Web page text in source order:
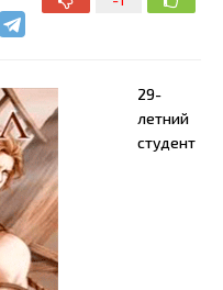
29-
летний
студент